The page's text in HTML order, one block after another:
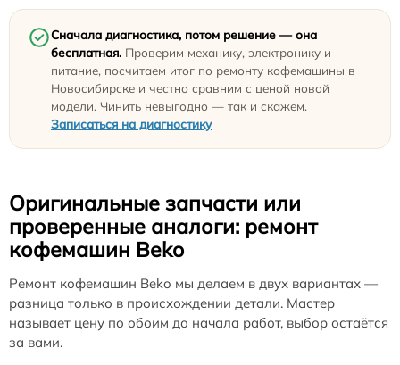
Сначала диагностика, потом решение — она
бесплатная. Проверим механику, электронику и
питание, посчитаем итог по ремонту кофемашины в
Новосибирске и честно сравним с ценой новой
модели. Чинить невыгодно — так и скажем.
Записаться на диагностику
Оригинальные запчасти или
проверенные аналоги: ремонт
кофемашин Beko
Ремонт кофемашин Beko мы делаем в двух вариантах —
разница только в происхождении детали. Мастер
называет цену по обоим до начала работ, выбор остаётся
за вами.